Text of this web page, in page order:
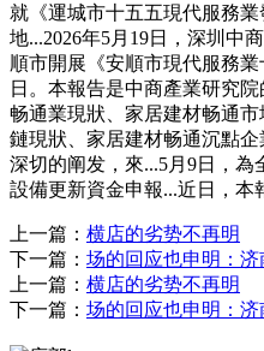
就《運城市十五五現代服務
地...2026年5月19日，深圳中
順市開展《安順市現代服務
日。本報告是中商產業研究
畅通業現狀、家居建材畅通
鏈現狀、家居建材畅通沉點
深切的阐发，來...5月9日，
設備更新資金申報...近日，本
上一篇： 横店的劣势不再明
下一篇： 场的回应也申明：
上一篇： 横店的劣势不再明
下一篇： 场的回应也申明：